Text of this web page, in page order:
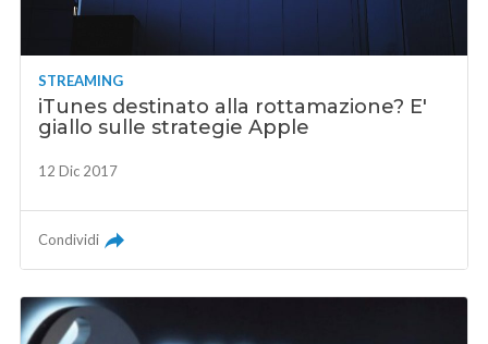
STREAMING
iTunes destinato alla rottamazione? E'
giallo sulle strategie Apple
12 Dic 2017
Condividi